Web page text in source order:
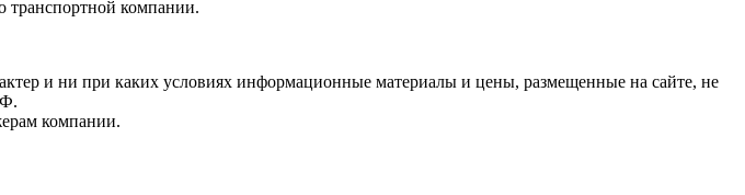
транспортной компании.
и ни при каких условиях информационные материалы и цены, размещенные на сайте, не
компании.